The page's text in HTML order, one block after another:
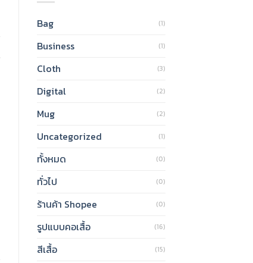
Bag (1)
Business (1)
Cloth (3)
Digital (2)
Mug (2)
Uncategorized (1)
ทั้งหมด (0)
ทั่วไป (0)
ร้านค้า Shopee (0)
รูปแบบคอเสื้อ (16)
สีเสื้อ (15)